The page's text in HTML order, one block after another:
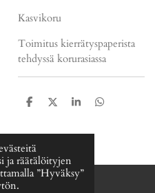
ja räätälöityjen
”Hyväksy”
Kasvikoru
Toimitus kierrätyspaperista
tehdyssä korurasiassa
J
J
J
J